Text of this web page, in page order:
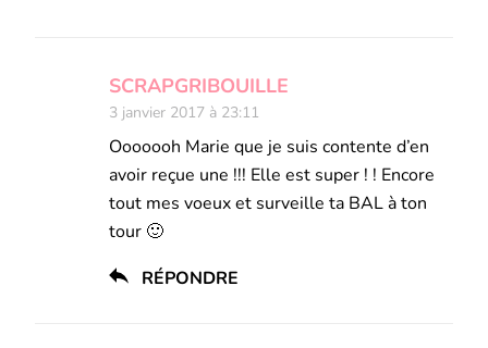
SCRAPGRIBOUILLE
3 janvier 2017 à 23:11
Ooooooh Marie que je suis contente d’en
avoir reçue une !!! Elle est super ! ! Encore
tout mes voeux et surveille ta BAL à ton
tour 🙂
RÉPONDRE